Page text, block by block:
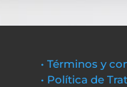
• Términos y
• Política de